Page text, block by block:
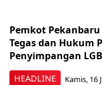
HEADLINE
Pemkot
Tegas dan Hukum
Penyimpangan
Kamis, 16